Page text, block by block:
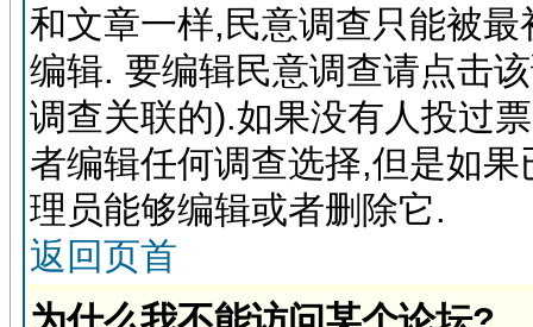
和文章一样,民意调查只能被
编辑. 要编辑民意调查请点击
调查关联的).如果没有人投过
者编辑任何调查选择,但是如
理员能够编辑或者删除它.
返回页首